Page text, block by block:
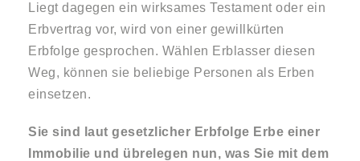
Liegt dagegen ein wirksames Testament oder ein
Erbvertrag vor, wird von einer gewillkürten
Erbfolge gesprochen. Wählen Erblasser diesen
Weg, können sie beliebige Personen als Erben
einsetzen.
Sie sind laut gesetzlicher Erbfolge Erbe einer
Immobilie und übrelegen nun, was Sie mit dem